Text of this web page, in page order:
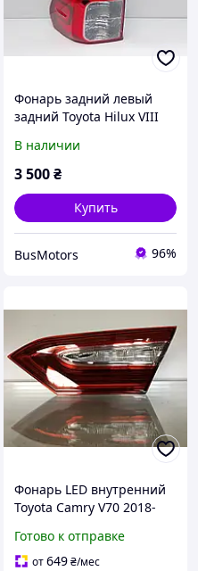
Фонарь задний левый
задний Toyota Hilux VIII
Звичайний
В наличии
3 500₴
Купить
BusMotors 96%
Фонарь LED внутренний
Toyota Camry V70 2018-
06630 от OP Tuning
Готово к отправке
от649₴/мес